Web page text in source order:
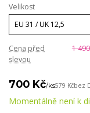
Velikost
Cena před
slevou
1
700 Kč/ks579 Kčbez
Momentálně není k